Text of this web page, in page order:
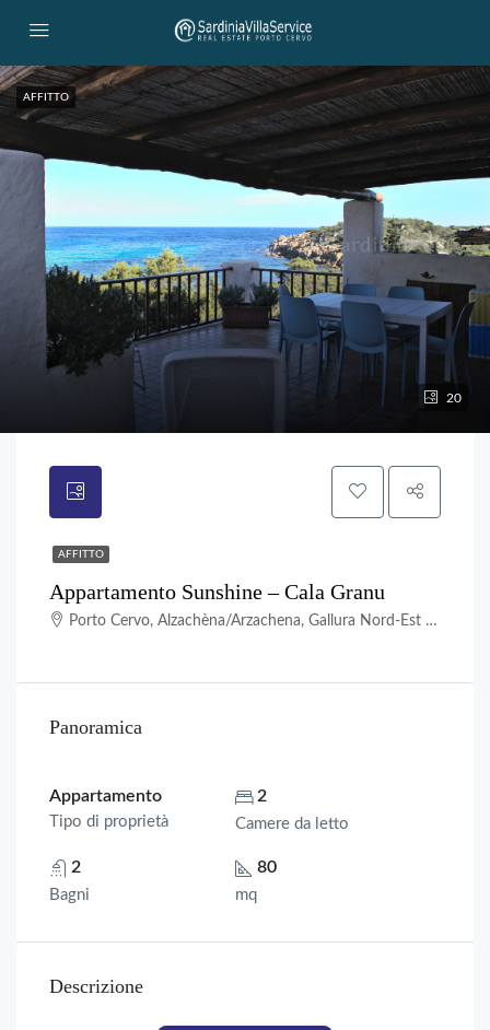
20
AFFITTO
AFFITTO
Appartamento Sunshine – Cala Granu
Porto Cervo, Alzachèna/Arzachena, Gallura Nord-Est Sardegna, Sardigna/Sardegna, Italia
Panoramica
Appartamento
Tipo di proprietà
2
Camere da letto
2
Bagni
80
mq
Descrizione